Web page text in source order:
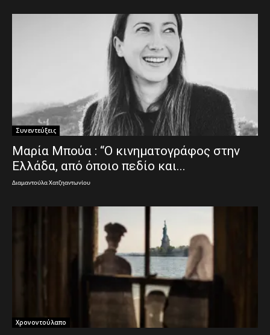
Συνεντεύξεις
Μαρία Μπούα : “Ο κινηματογράφος στην
Ελλάδα, από όποιο πεδίο και...
Διαμαντούλα Χατζηαντωνίου
Χρονοντούλαπο